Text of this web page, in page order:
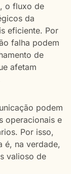
o fluxo de
da
eficiente. Por
falha podem
de
afetam
podem
operacionais e
Por isso,
é, na verdade,
valioso de